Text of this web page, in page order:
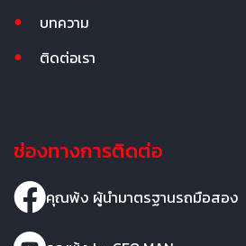
บทความ
ติดต่อเรา
ช่องทางการติดต่อ
คุณพ้ง ผู้นำมาตรฐานรถมือสอง